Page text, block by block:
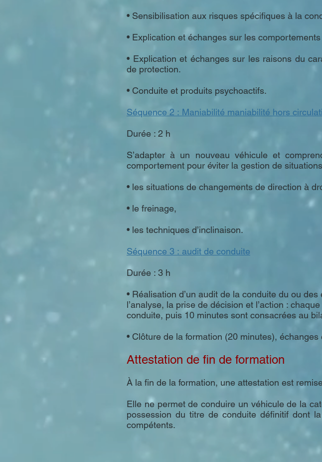
• Sensibilisation aux risques spécifiques à la
• Explication et échanges sur les
• Explication et échanges sur les raisons du
de protection.
• Conduite et produits psychoactifs.
Séquence 2 : Maniabilité maniabilité hors
Durée : 2 h
S’adapter à un nouveau véhicule et
comportement pour éviter la gestion de
• les situations de changements de direction à
• le freinage,
• les techniques d’inclinaison.
Séquence 3 : audit de conduite
Durée : 3 h
• Réalisation d’un audit de la conduite du ou
l’analyse, la prise de décision et l’action :
conduite, puis 10 minutes sont consacrées au
• Clôture de la formation (20 minutes), échanges
Attestation de fin de formation
À la fin de la formation, une attestation est
Elle ne permet de conduire un véhicule de la
possession du titre de conduite définitif dont
compétents.